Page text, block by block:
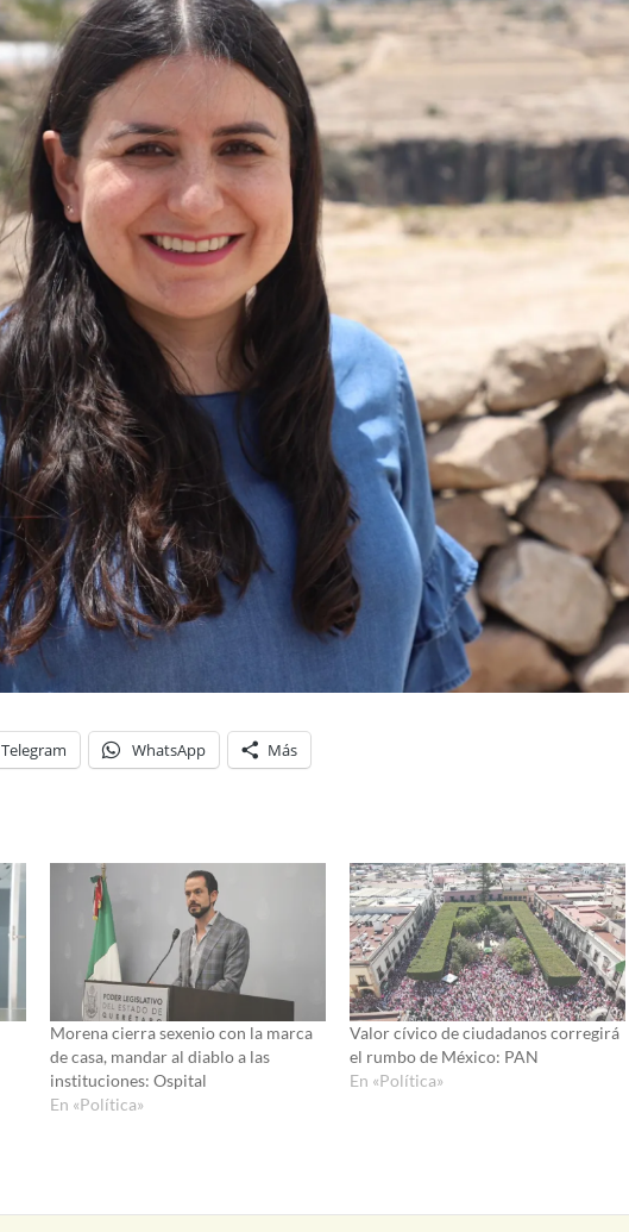
Telegram WhatsApp Más
Morena cierra sexenio con la marca
de casa, mandar al diablo a las
instituciones: Ospital
En «Política»
Valor cívico de ciudadanos corregirá
el rumbo de México: PAN
En «Política»